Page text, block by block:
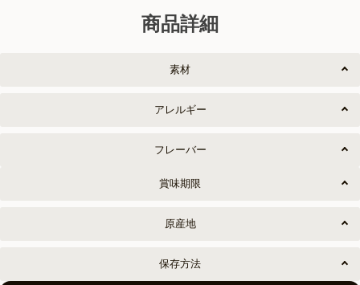
商品詳細
素材
アレルギー
フレーバー
賞味期限
原産地
保存方法